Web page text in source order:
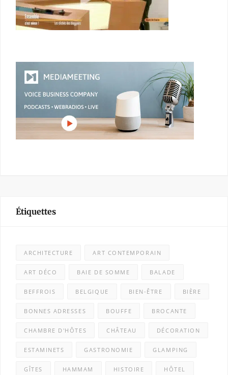
Étiquettes
ARCHITECTURE ART CONTEMPORAIN
ART DÉCO BAIE DE SOMME BALADE
BEFFROIS BELGIQUE BIEN-ÊTRE BIÈRE
BONNES ADRESSES BOUFFE BROCANTE
CHAMBRE D'HÔTES CHÂTEAU DÉCORATION
ESTAMINETS GASTRONOMIE GLAMPING
GÎTES HAMMAM HISTOIRE HÔTEL